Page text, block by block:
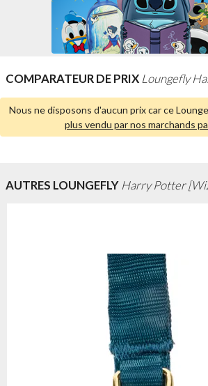
COMPARATEUR DE PRIX Loungefly
Nous ne disposons d'aucun prix car ce
plus vendu par nos marchands
AUTRES LOUNGEFLY Harry Potter